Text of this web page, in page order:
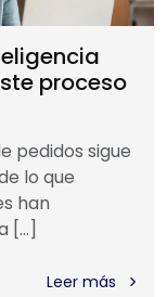
proceso
pedidos sigue
lo que
han
[…]
Leer más